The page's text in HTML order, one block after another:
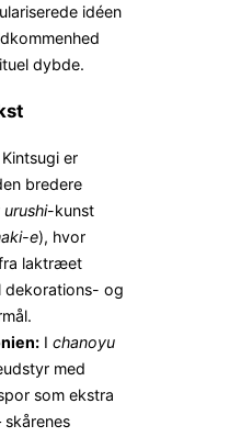
idéen
dybde.
Kintsugi er
bredere
urushi-kunst
e), hvor
laktræet
dekorations- og
I chanoyu
med
som ekstra